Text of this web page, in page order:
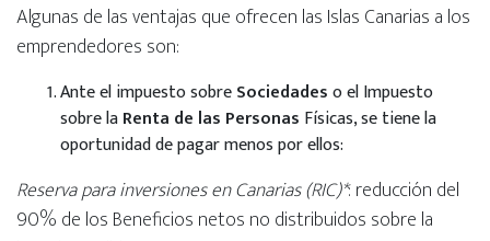
Algunas de las ventajas que ofrecen las Islas Canarias a los
emprendedores son:
Ante el impuesto sobreSociedadeso el Impuesto
sobre laRenta de las Personas Físicas, se tiene la
oportunidad de pagar menos por ellos:
Reserva para inversiones en Canarias (RIC)*: reducción del
90% de los Beneficios netos no distribuidos sobre la